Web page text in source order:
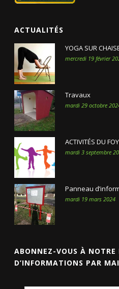
ACTUALITÉS
YOGA SUR
mercredi 19 février
Travaux
mardi 29 octobre
ACTIVITÉS DU
mardi 3 septembre
Panneau
mardi 19 mars 2024
ABONNEZ-VOUS À NOTRE
D’INFORMATIONS PAR